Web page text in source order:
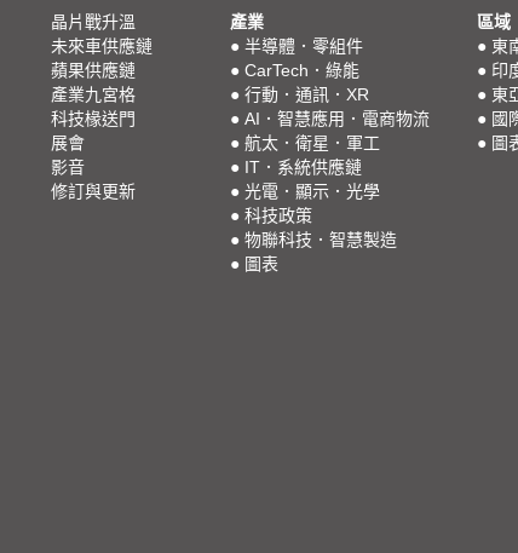
晶片戰升溫
未來車供應鏈
蘋果供應鏈
產業九宮格
科技椽送門
展會
影音
修訂與更新
產業
● 半導體．零組件
● CarTech．綠能
● 行動．通訊．XR
● AI．智慧應用．電商物流
● 航太．衛星．軍工
● IT．系統供應鏈
● 光電．顯示．光學
● 科技政策
● 物聯科技．智慧製造
● 圖表
區域
● 東
● 印
● 東
● 國
● 圖